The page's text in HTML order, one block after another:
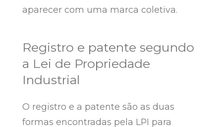
aparecer com uma marca coletiva.
Registro e patente segundo
a Lei de Propriedade
Industrial
O registro e a patente são as duas
formas encontradas pela LPI para